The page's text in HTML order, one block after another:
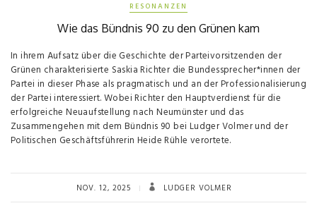
RESONANZEN
Wie das Bündnis 90 zu den Grünen kam
In ihrem Aufsatz über die Geschichte der Parteivorsitzenden der
Grünen charakterisierte Saskia Richter die Bundessprecher*innen der
Partei in dieser Phase als pragmatisch und an der Professionalisierung
der Partei interessiert. Wobei Richter den Hauptverdienst für die
erfolgreiche Neuaufstellung nach Neumünster und das
Zusammengehen mit dem Bündnis 90 bei Ludger Volmer und der
Politischen Geschäftsführerin Heide Rühle verortete.
NOV. 12, 2025 LUDGER VOLMER